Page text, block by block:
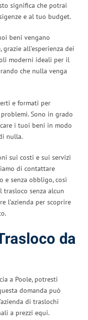
significa che potrai
e al tuo budget.
beni vengano
all’esperienza dei
moderni ideali per il
che nulla venga
e formati per
Sono in grado
i tuoi beni in modo
nulla.
sui costi e sui servizi
di contattare
e senza obbligo, così
trasloco senza alcun
l’azienda per scoprire
da
a Poole, potresti
domanda può
di traslochi
a prezzi equi.